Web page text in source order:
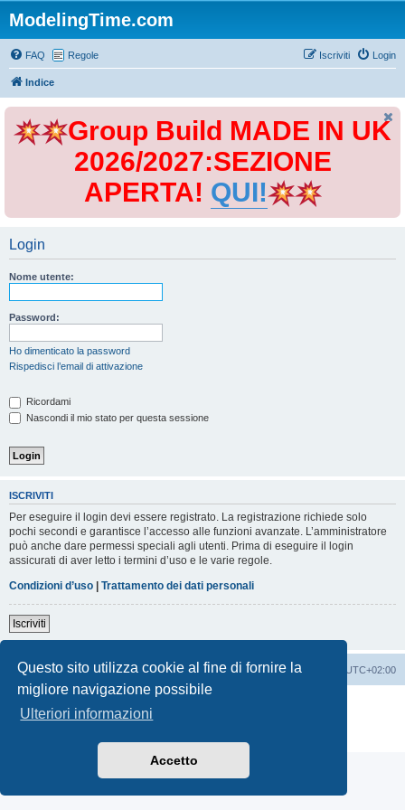
Questo sito utilizza cookie al fine di fornire la
migliore navigazione possibile
Ulteriori informazioni
Accetto
ModelingTime.com
FAQ Regole Login
Iscriviti
Indice
Group Build MADE IN UK
2026/2027:SEZIONE
APERTA! QUI!
Login
Nome utente:
Password:
Ho dimenticato la password
Rispedisci l’email di attivazione
Ricordami
Nascondi il mio stato per questa sessione
ISCRIVITI
Per eseguire il login devi essere registrato. La registrazione richiede solo
pochi secondi e garantisce l’accesso alle funzioni avanzate. L’amministratore
può anche dare permessi speciali agli utenti. Prima di eseguire il login
assicurati di aver letto i termini d’uso e le varie regole.
Condizioni d’uso | Trattamento dei dati personali
Iscriviti
Indice Tutti gli orari sono UTC+02:00
Cancella cookie
Contattaci
Traduzione Italiana